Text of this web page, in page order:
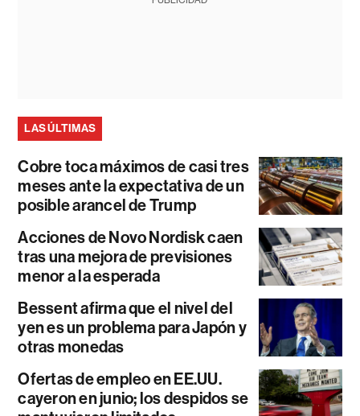
LAS ÚLTIMAS
Cobre toca máximos de casi tres
meses ante la expectativa de un
posible arancel de Trump
Acciones de Novo Nordisk caen
tras una mejora de previsiones
menor a la esperada
Bessent afirma que el nivel del
yen es un problema para Japón y
otras monedas
Ofertas de empleo en EE.UU.
cayeron en junio; los despidos se